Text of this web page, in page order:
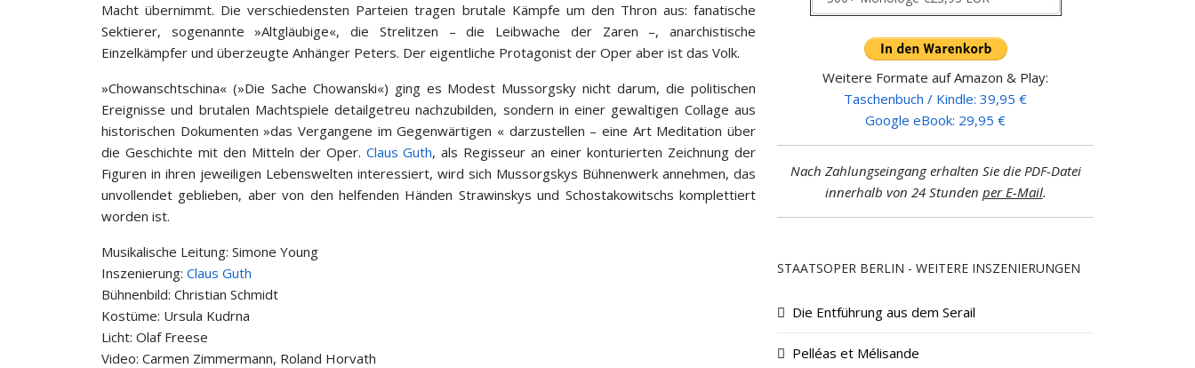
Macht übernimmt. Die verschiedensten Parteien tragen brutale Kämpfe um den Thron aus: fanatische
Sektierer, sogenannte »Altgläubige«, die Strelitzen – die Leibwache der Zaren –, anarchistische
Einzelkämpfer und überzeugte Anhänger Peters. Der eigentliche Protagonist der Oper aber ist das Volk.
»Chowanschtschina« (»Die Sache Chowanski«) ging es Modest Mussorgsky nicht darum, die politischen
Ereignisse und brutalen Machtspiele detailgetreu nachzubilden, sondern in einer gewaltigen Collage aus
historischen Dokumenten »das Vergangene im Gegenwärtigen « darzustellen – eine Art Meditation über
die Geschichte mit den Mitteln der Oper. Claus Guth, als Regisseur an einer konturierten Zeichnung der
Figuren in ihren jeweiligen Lebenswelten interessiert, wird sich Mussorgskys Bühnenwerk annehmen, das
unvollendet geblieben, aber von den helfenden Händen Strawinskys und Schostakowitschs komplettiert
worden ist.
Musikalische Leitung: Simone Young
Inszenierung: Claus Guth
Bühnenbild: Christian Schmidt
Kostüme: Ursula Kudrna
Licht: Olaf Freese
Video: Carmen Zimmermann, Roland Horvath
Weitere Formate auf Amazon & Play:
Taschenbuch / Kindle: 39,95 €
Google eBook: 29,95 €
Nach Zahlungseingang erhalten Sie die PDF-Datei
innerhalb von 24 Stunden per E-Mail.
STAATSOPER BERLIN - WEITERE INSZENIERUNGEN
Die Entführung aus dem Serail
Pelléas et Mélisande